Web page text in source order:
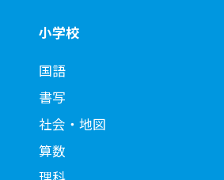
小学校
国語
書写
社会・地図
算数